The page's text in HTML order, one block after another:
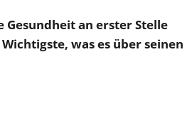
Gesundheit an erster Stelle
was es über seinen